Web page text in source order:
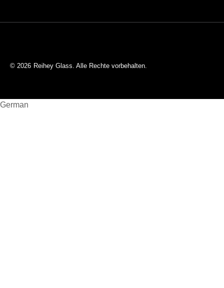
© 2026 Reihey Glass. Alle Rechte vorbehalten.
German